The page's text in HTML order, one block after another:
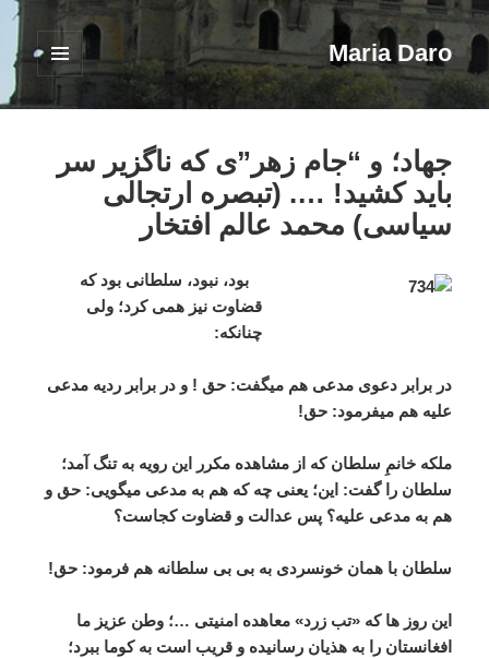
Maria Daro
فهرست
ابزارک‌ها
جهاد؛ و “جام زهر”ی که ناگزیر سر
باید کشید! …. (تبصره ارتجالی
سیاسی) محمد عالم افتخار
بود، نبود، سلطانی بود که
قضاوت نیز همی کرد؛ ولی
چنانکه:
در برابر دعوی مدعی هم میگفت: حق ! و در برابر ردیه مدعی
علیه هم میفرمود: حق!
ملکه خانمِ سلطان که از مشاهده مکرر این رویه به تنگ آمد؛
سلطان را گفت: این؛ یعنی چه که هم به مدعی میگویی: حق و
هم به مدعی علیه؟ پس عدالت و قضاوت کجاست؟
سلطان با همان خونسردی به بی بی سلطانه هم فرمود: حق!
این روز ها که «تب زرد» معاهده امنیتی …؛ وطن عزیز ما
افغانستان را به هذیان رسانیده و قریب است به کوما ببرد؛